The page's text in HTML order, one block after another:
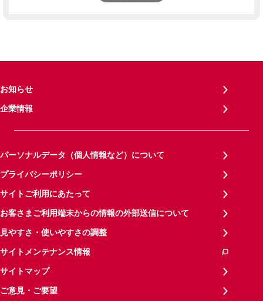
お知らせ
企業情報
パーソナルデータ（個人情報など）について
プライバシーポリシー
サイトご利用にあたって
お客さまご利用端末からの情報の外部送信について
見やすさ・使いやすさの調整
サイトメンテナンス情報
サイトマップ
ご意見・ご要望